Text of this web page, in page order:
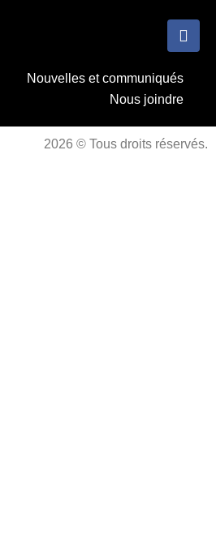
Nouvelles et communiqués
Nous joindre
2026 © Tous droits réservés.